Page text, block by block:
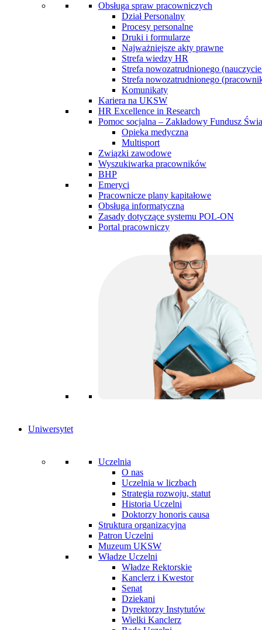
Obsługa spraw pracowniczych
Dział Personalny
Procesy personalne
Druki i formularze
Najważniejsze akty prawne
Strefa wiedzy HR
Strefa nowozatrudnionego
Strefa nowozatrudnionego
Komunikaty
Kariera na UKSW
HR Excellence in Research
Pomoc socjalna – Zakładowy Fundusz
Opieka medyczna
Multisport
Związki zawodowe
Wyszukiwarka pracowników
BHP
Emeryci
Pracownicze plany kapitałowe
Obsługa informatyczna
Zasady dotyczące systemu POL-ON
Portal pracowniczy
Uniwersytet
Uczelnia
O nas
Uczelnia w liczbach
Strategia rozwoju, statut
Historia Uczelni
Doktorzy honoris causa
Struktura organizacyjna
Patron Uczelni
Muzeum UKSW
Władze Uczelni
Władze Rektorskie
Kanclerz i Kwestor
Senat
Dziekani
Dyrektorzy Instytutów
Wielki Kanclerz